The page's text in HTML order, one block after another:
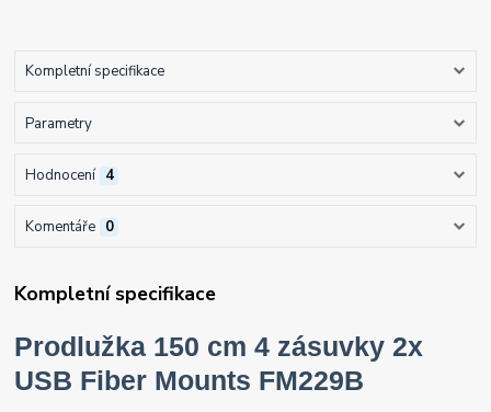
Kompletní specifikace
Parametry
Hodnocení 4
Komentáře 0
Kompletní specifikace
Prodlužka 150 cm 4 zásuvky 2x
USB Fiber Mounts FM229B